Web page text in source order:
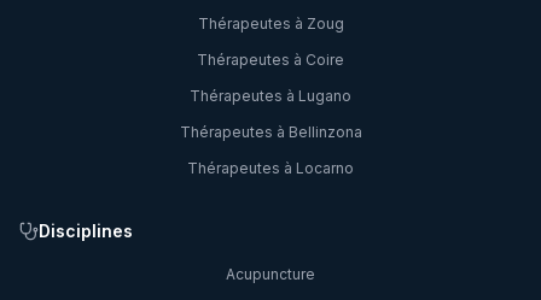
Thérapeutes à Zoug
Thérapeutes à Coire
Thérapeutes à Lugano
Thérapeutes à Bellinzona
Thérapeutes à Locarno
Disciplines
Acupuncture